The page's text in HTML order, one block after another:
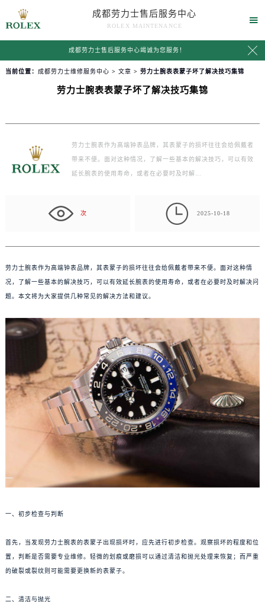
成都劳力士售后服务中心
ROLEX MAINTENANCE

成都劳力士售后服务中心竭诚为您服务！ 
当前位置： 成都劳力士维修服务中心 > 文章 > 劳力士腕表表蒙子坏了解决技巧集锦
劳力士腕表表蒙子坏了解决技巧集锦
劳力士腕表作为高端钟表品牌，其表蒙子的损坏往往会给佩戴者
带来不便。面对这种情况，了解一些基本的解决技巧，可以有效
延长腕表的使用寿命，或者在必要时及时解…
次  2025-10-18
劳力士腕表作为高端钟表品牌，其表蒙子的损坏往往会给佩戴者带来不便。面对这种情
况，了解一些基本的解决技巧，可以有效延长腕表的使用寿命，或者在必要时及时解决问
题。本文将为大家提供几种常见的解决方法和建议。
一、初步检查与判断
首先，当发现劳力士腕表的表蒙子出现损坏时，应先进行初步检查。观察损坏的程度和位
置，判断是否需要专业维修。轻微的划痕或磨损可以通过清洁和抛光处理来恢复；而严重
的破裂或裂纹则可能需要更换新的表蒙子。
二、清洁与抛光